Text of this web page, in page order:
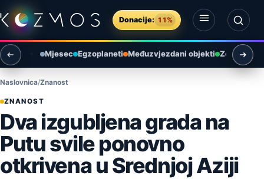
Preskoči na sadržaj
Donacije: 11%
Otvori izbornik
Otvori pretragu
Mjesec Egzoplaneti Međuzvjezdani objekti Zemlja i
Naslovnica Znanost
ZNANOST
Dva izgubljena grada na
Putu svile ponovno
otkrivena u Srednjoj Aziji